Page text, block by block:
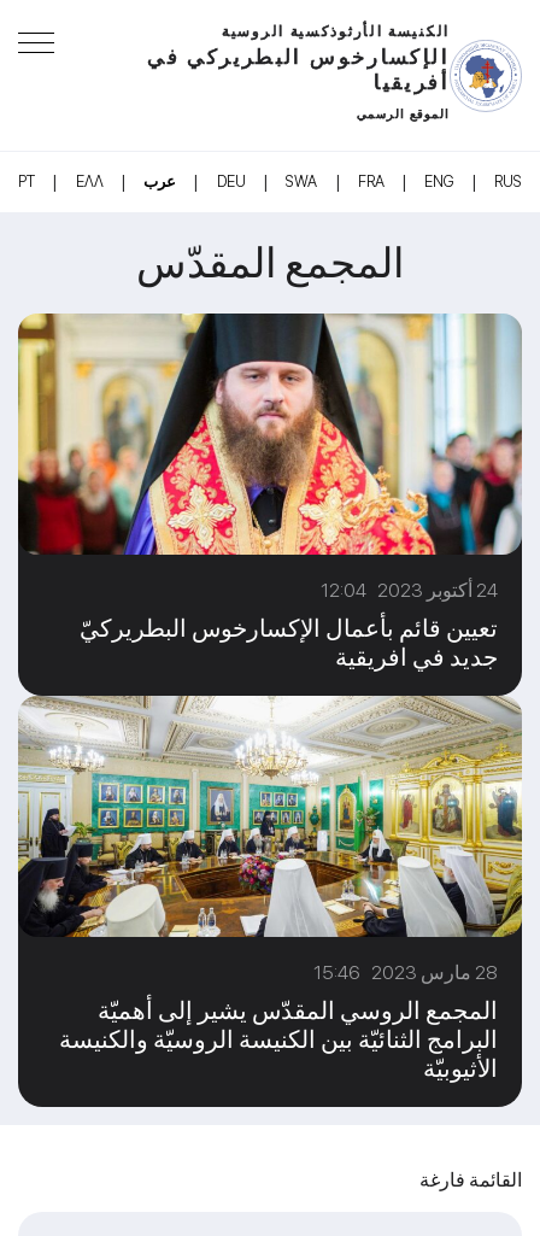
الكنيسة الأرثوذكسية الروسية
الإكسارخوس البطريركي في
أفريقيا
الموقع الرسمي
RUS
|
ENG
|
FRA
|
SWA
|
DEU
| عرب |
ΕΛΛ
|
PT
المجمع المقدّس
24 أكتوبر 2023 12:04
تعيين قائم بأعمال الإكسارخوس البطريركيّ
جديد في افريقية
28 مارس 2023 15:46
المجمع الروسي المقدّس يشير إلى أهميّة
البرامج الثنائيّة بين الكنيسة الروسيّة والكنيسة
الأثيوبيّة
القائمة فارغة